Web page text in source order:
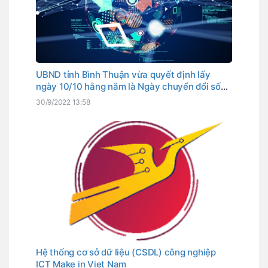
UBND tỉnh Bình Thuận vừa quyết định lấy
ngày 10/10 hằng năm là Ngày chuyển đổi số
tỉnh. Đây cũng là ngày Thủ tướng Chính phủ
30/9/2022 13:58
Hệ thống cơ sở dữ liệu (CSDL) công nghiệp
ICT Make in Viet Nam